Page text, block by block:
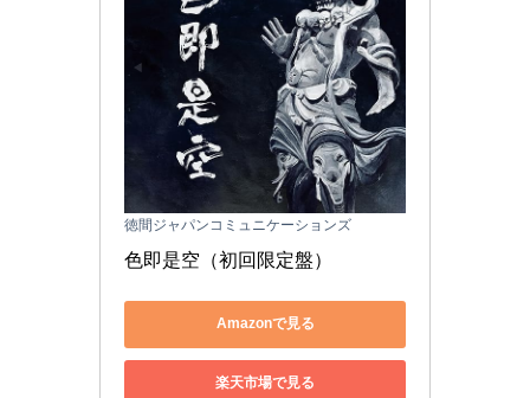
徳間ジャパンコミュニケーションズ
色即是空（初回限定盤）
Amazonで見る
楽天市場で見る